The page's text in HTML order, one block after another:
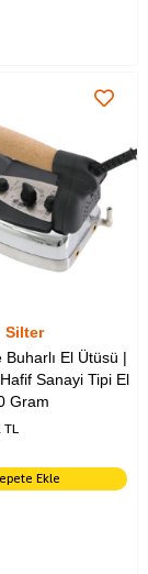
Silter
El Ütüsü |
Sanayi Tipi El
Gram
TL
Ekle